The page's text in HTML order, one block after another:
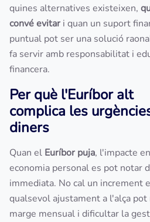
quines alternatives existeixen,
convé evitari quan un suport
puntual pot ser una solució
fa servir amb responsabilitat i
financera.
Per què l'Euríbor alt
complica les
diners
Quan el Euríbor puja, l'impacte
economia personal es pot notar
immediata. No cal un increment
qualsevol ajustament a l'alça
marge mensual i dificultar la